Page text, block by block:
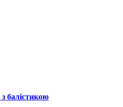
балістикою